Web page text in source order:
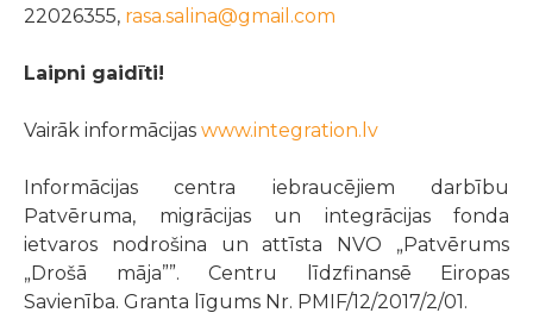
22026355, rasa.salina@gmail.com
Laipni gaidīti!
Vairāk informācijas www.integration.lv
Informācijas centra iebraucējiem darbību
Patvēruma, migrācijas un integrācijas fonda
ietvaros nodrošina un attīsta NVO „Patvērums
„Drošā māja””. Centru līdzfinansē Eiropas
Savienība. Granta līgums Nr. PMIF/12/2017/2/01.